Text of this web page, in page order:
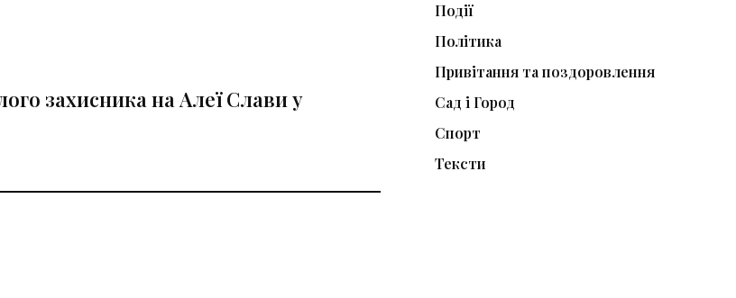
захисника на Алеї Слави у
Події
Політика
Привітання та поздоровлення
Сад і Город
Спорт
Тексти